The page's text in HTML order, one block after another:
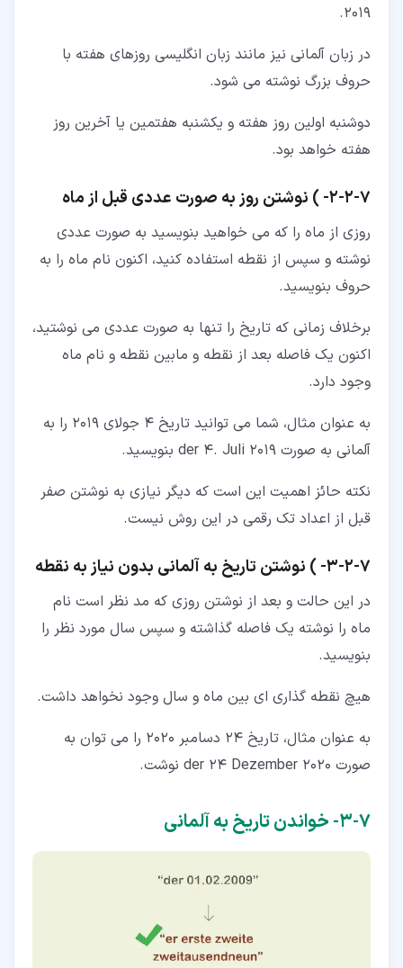
2019.
در زبان آلمانی نیز مانند زبان انگلیسی روزهای هفته با
حروف بزرگ نوشته می شود.
دوشنبه اولین روز هفته و یکشنبه هفتمین یا آخرین روز
هفته خواهد بود.
۷‏-‏۲‏-‏۲‏- ) نوشتن روز به صورت عددی قبل از ماه
روزی از ماه را که می خواهید بنویسید به صورت عددی
نوشته و سپس از نقطه استفاده کنید، اکنون نام ماه را به
حروف بنویسید.
برخلاف زمانی که تاریخ را تنها به صورت عددی می نوشتید،
اکنون یک فاصله بعد از نقطه و مابین نقطه و نام ماه
وجود دارد.
به عنوان مثال، شما می توانید تاریخ 4 جولای 2019 را به
آلمانی به صورت der 4. Juli 2019 بنویسید.
نکته حائز اهمیت این است که دیگر نیازی به نوشتن صفر
قبل از اعداد تک رقمی در این روش نیست.
۷‏-‏۲‏-‏۳‏- ) نوشتن تاریخ به آلمانی بدون نیاز به نقطه
در این حالت و بعد از نوشتن روزی که مد نظر است نام
ماه را نوشته یک فاصله گذاشته و سپس سال مورد نظر را
بنویسید.
هیچ نقطه گذاری ای بین ماه و سال وجود نخواهد داشت.
به عنوان مثال، تاریخ 24 دسامبر 2020 را می توان به
صورت der 24 Dezember 2020 نوشت.
۷‏-‏۳‏- خواندن تاریخ به آلمانی